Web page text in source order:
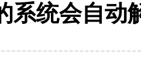
系统会自动